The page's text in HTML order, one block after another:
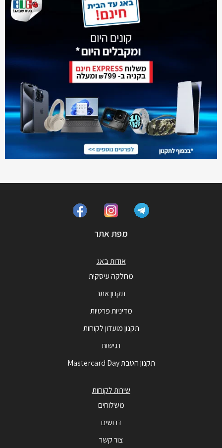
מפת אתר
אודות באג
מחלקה עיסקית
תקנון אתר
מדיניות פרטיות
תקנון מועדון לקוחות
נגישות
תקנון הטבת Mastercard Day
שירות לקוחות
משלוחים
דרושים
צור קשר